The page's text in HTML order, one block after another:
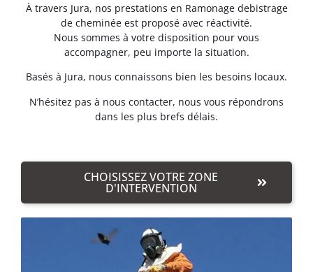
À travers Jura, nos prestations en Ramonage debistrage
de cheminée est proposé avec réactivité.
Nous sommes à votre disposition pour vous
accompagner, peu importe la situation.
Basés à Jura, nous connaissons bien les besoins locaux.
N’hésitez pas à nous contacter, nous vous répondrons
dans les plus brefs délais.
CHOISISSEZ VOTRE ZONE
D'INTERVENTION